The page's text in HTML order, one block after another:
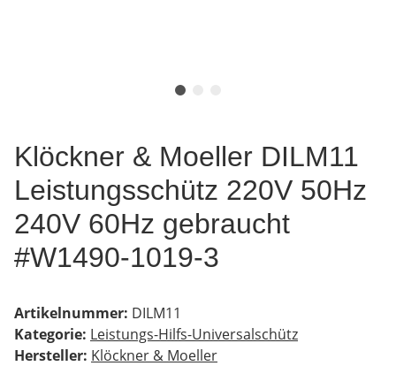
Klöckner & Moeller DILM11
Leistungsschütz 220V 50Hz
240V 60Hz gebraucht
#W1490-1019-3
Artikelnummer: DILM11
Kategorie: Leistungs-Hilfs-Universalschütz
Hersteller: Klöckner & Moeller